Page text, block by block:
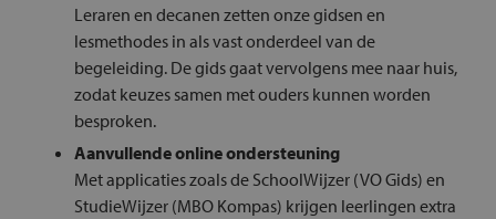
Leraren en decanen zetten onze gidsen en
lesmethodes in als vast onderdeel van de
begeleiding. De gids gaat vervolgens mee naar huis,
zodat keuzes samen met ouders kunnen worden
besproken.
Aanvullende online ondersteuning
Met applicaties zoals de SchoolWijzer (VO Gids) en
StudieWijzer (MBO Kompas) krijgen leerlingen extra